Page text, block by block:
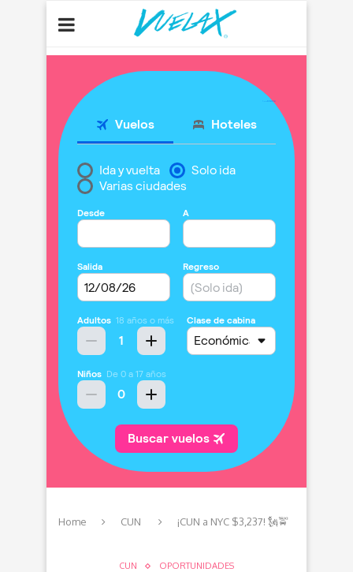
Home CUN ¡CUN a NYC $3,237! 🗽🚖
CUN OPORTUNIDADES